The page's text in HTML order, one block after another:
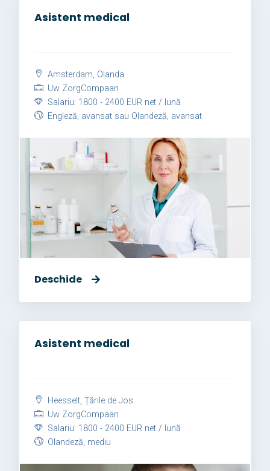
Asistent medical
Amsterdam, Olanda
Uw ZorgCompaan
Salariu: 1800 - 2400 EUR net / lună
Engleză, avansat sau Olandeză, avansat
Deschide
Asistent medical
Heesselt, Țările de Jos
Uw ZorgCompaan
Salariu: 1800 - 2400 EUR net / lună
Olandeză, mediu